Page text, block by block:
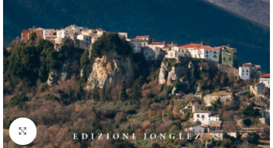
Click to enlarge